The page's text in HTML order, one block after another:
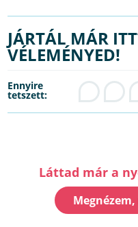
JÁRTÁL MÁR
VÉLEMÉNYED!
Ennyire
tetszett:
Láttad már a